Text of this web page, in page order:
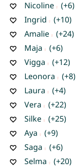
Nicoline
(+6)
Ingrid
(+10)
Amalie
(+24)
Maja
(+6)
Vigga
(+12)
Leonora
(+8)
Laura
(+4)
Vera
(+22)
Silke
(+25)
Aya
(+9)
Saga
(+6)
Selma
(+20)